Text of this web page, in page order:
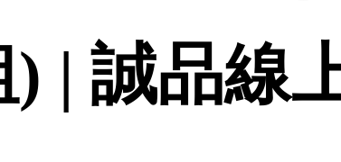
| 誠品線